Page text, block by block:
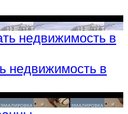
недвижимость в